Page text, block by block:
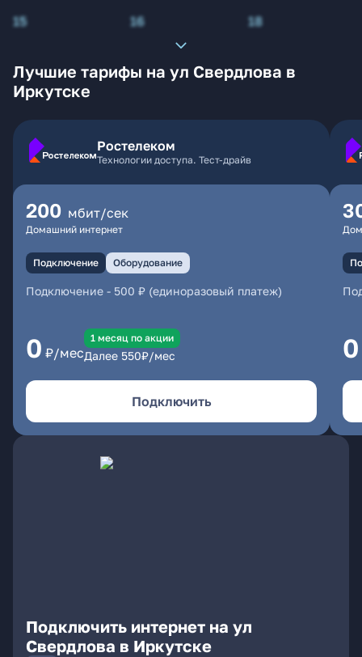
15
16 18
Лучшие тарифы на ул Свердлова в
Иркутске
Ростелеком
Технологии доступа. Тест-драйв
200 мбит/сек
Домашний интернет
Подключение Оборудование
Подключение - 500 ₽ (единоразовый платеж)
0 ₽/мес
1 месяц по акции
Далее 550₽/мес
Подключить
0
Подключить интернет на ул
Свердлова в Иркутске